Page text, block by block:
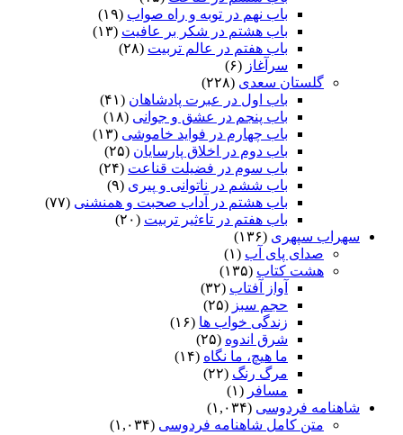
باب نهم در توبه و راه صواب (۱۹)
باب هشتم در شکر بر عافیت (۱۳)
باب هفتم در عالم تربیت (۲۸)
سرآغاز (۶)
گلستان سعدی (۲۲۸)
باب اول در عبرت پادشاهان (۴۱)
باب پنجم در عشق و جوانى (۱۸)
باب چهارم در فواید خاموشى (۱۳)
باب دوم در اخلاق پارسایان (۲۵)
باب سوم در فضیلت قناعت (۲۴)
باب ششم در ناتوانى و پیرى (۹)
باب هشتم در آداب صحبت و همنشنى (۷۷)
باب هفتم در تاءثیر تربیت (۲۰)
سهراب سپهری (۱۳۶)
صدای پای آب (۱)
هشت کتاب (۱۳۵)
آواز آفتاب (۳۲)
حجم سبز (۲۵)
زندگی خواب ها (۱۶)
شرق اندوه (۲۵)
ما هیچ، ما نگاه (۱۴)
مرگ رنگ (۲۲)
مسافر (۱)
شاهنامه فردوسی (۱,۰۳۴)
متن کامل شاهنامه فردوسی (۱,۰۳۴)